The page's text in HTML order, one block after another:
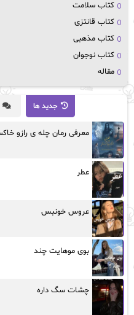
کتاب سلامت
کتاب قانتزی
کتاب مذهبی
کتاب نوجوان
مقاله
جدید ها
معرفی رمان چله ی رازو
عطر
عروس خونبس
بوی موهایت چند
چشات سگ داره